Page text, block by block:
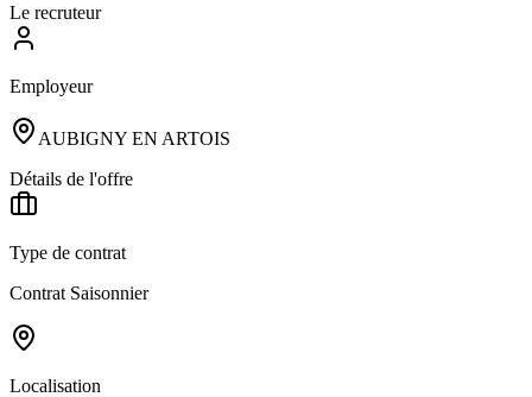
Le recruteur
Employeur
AUBIGNY EN ARTOIS
Détails de l'offre
Type de contrat
Contrat Saisonnier
Localisation